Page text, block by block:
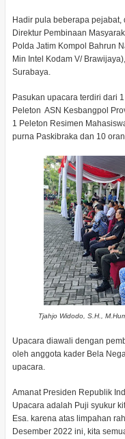
Hadir pula beberapa pejabat,
Direktur Pembinaan
Polda Jatim Kompol Bahrun
Min Intel Kodam V/
Surabaya.
Pasukan upacara terdiri dari
Peleton ASN Kesbangpol
1 Peleton Resimen
purna Paskibraka dan 10
Tjahjo Widodo, S.H.,
Upacara diawali dengan
oleh anggota kader Bela
upacara.
Amanat Presiden Republik
Upacara adalah Puji syukur
Esa. karena atas limpahan
Desember 2022 ini, kita